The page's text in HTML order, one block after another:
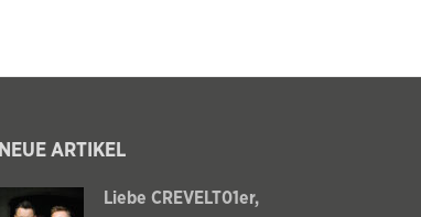
NEUE ARTIKEL
Liebe CREVELT01er,